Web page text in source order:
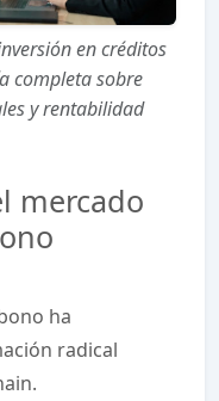
en créditos
completa sobre
y rentabilidad
mercado
ha
radical